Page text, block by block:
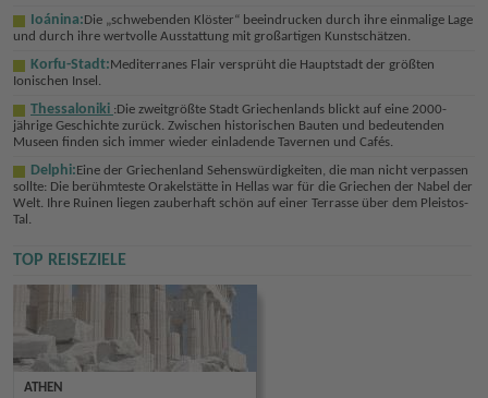
Ioánina:Die „schwebenden Klöster“ beeindrucken durch ihre einmalige Lage
und durch ihre wertvolle Ausstattung mit großartigen Kunstschätzen.
Korfu-Stadt:Mediterranes Flair versprüht die Hauptstadt der größten
Ionischen Insel.
Thessaloniki :Die zweitgrößte Stadt Griechenlands blickt auf eine 2000-
jährige Geschichte zurück. Zwischen historischen Bauten und bedeutenden
Museen finden sich immer wieder einladende Tavernen und Cafés.
Delphi:Eine der Griechenland Sehenswürdigkeiten, die man nicht verpassen
sollte: Die berühmteste Orakelstätte in Hellas war für die Griechen der Nabel der
Welt. Ihre Ruinen liegen zauberhaft schön auf einer Terrasse über dem Pleistos-
Tal.
TOP REISEZIELE
ATHEN